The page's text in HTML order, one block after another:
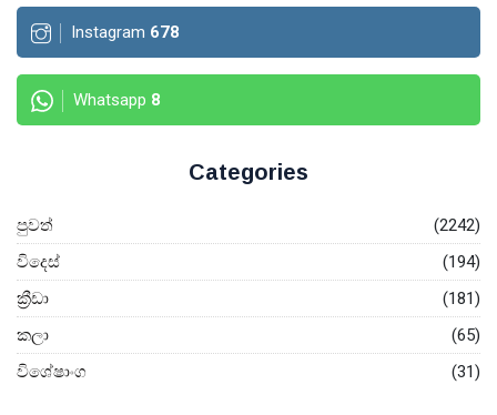
Instagram 678
Whatsapp 8
Categories
පුවත්
(2242)
විදෙස්
(194)
ක්‍රීඩා
(181)
කලා
(65)
විශේෂාංග
(31)